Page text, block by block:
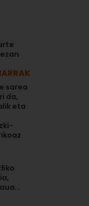
sarea
da,
eta